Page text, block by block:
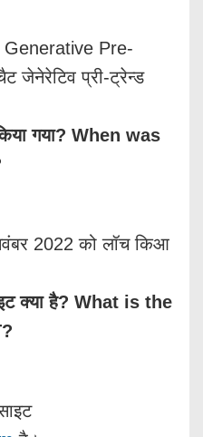
Pre-
जेनेरेटिव प्री-ट्रेन्ड
गया? When was
2022 को लॉच किआ
क्या है? What is the